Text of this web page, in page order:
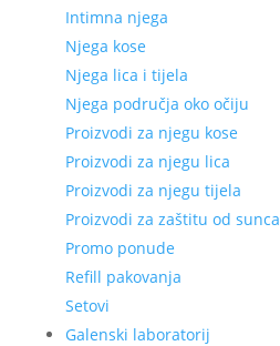
Intimna njega
Njega kose
Njega lica i tijela
Njega područja oko očiju
Proizvodi za njegu kose
Proizvodi za njegu lica
Proizvodi za njegu tijela
Proizvodi za zaštitu od sunca
Promo ponude
Refill pakovanja
Setovi
Galenski laboratorij